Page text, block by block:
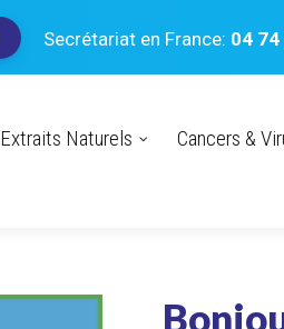
Secrétariat en France: 04 74
Extraits Naturels Cancers &